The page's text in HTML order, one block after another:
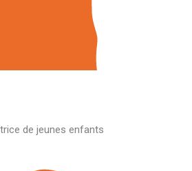
de jeunes enfants